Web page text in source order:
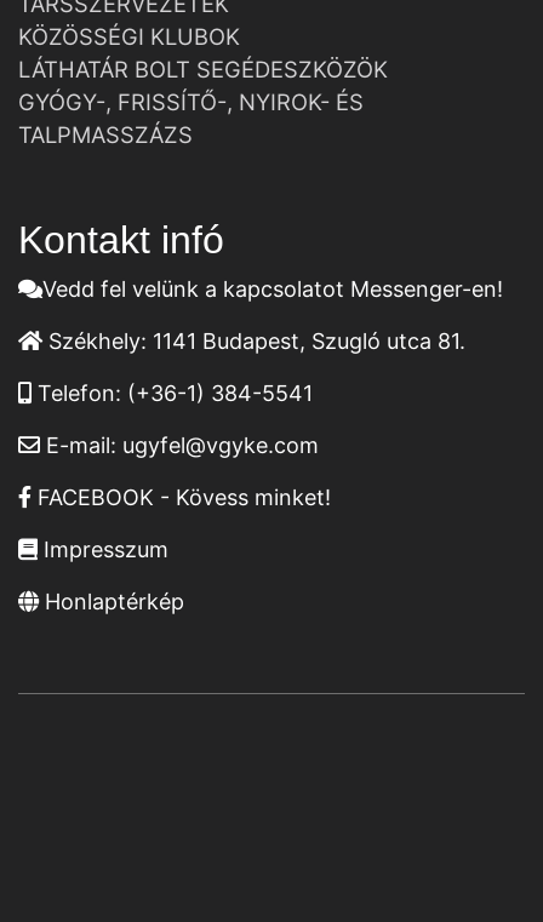
KÖZÖSSÉGI KLUBOK
LÁTHATÁR BOLT SEGÉDESZKÖZÖK
GYÓGY-, FRISSÍTŐ-, NYIROK- ÉS
TALPMASSZÁZS
Kontakt infó
Vedd fel velünk a kapcsolatot Messenger-en!
Székhely: 1141 Budapest, Szugló utca 81.
Telefon: (+36-1) 384-5541
E-mail: ugyfel@vgyke.com
FACEBOOK - Kövess minket!
Impresszum
Honlaptérkép